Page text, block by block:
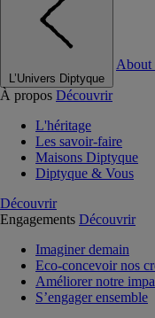
L’Univers Diptyque
About
À propos Découvrir
L'héritage
Les savoir-faire
Maisons Diptyque
Diptyque & Vous
Découvrir
Engagements Découvrir
Imaginer demain
Eco-concevoir nos
Améliorer notre
S’engager ensemble